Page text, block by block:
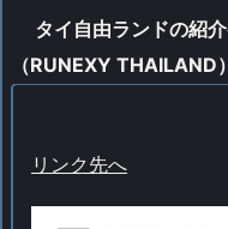
タイ自由ランドの紹
（RUNEXY THAILAND）
リンク先へ